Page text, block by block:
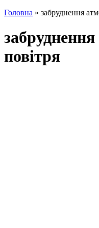
Головна » забруднення
повітря